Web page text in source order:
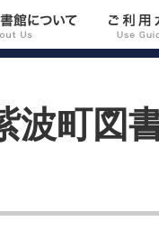
波町図